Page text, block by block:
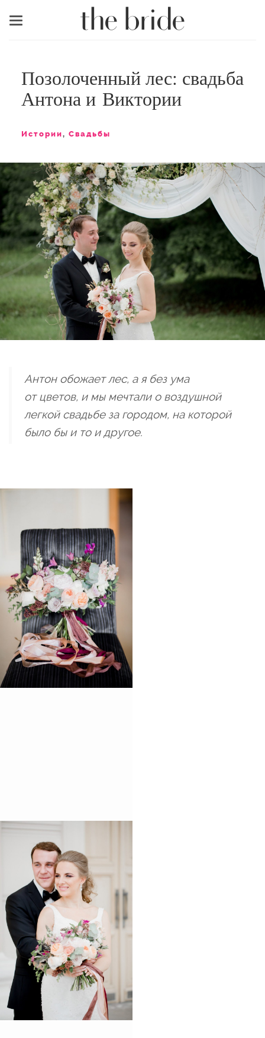
Меню
Позолоченный лес: свадьба
Антона и Виктории
Истории, Свадьбы
Антон обожает лес, а я без ума
от цветов, и мы мечтали о воздушной
легкой свадьбе за городом, на которой
было бы и то и другое.